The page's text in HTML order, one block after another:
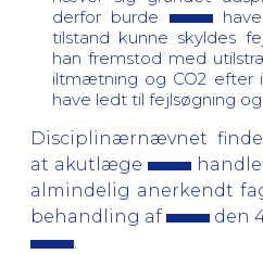
derfor burde
tilstand kunne skyldes
han fremstod med
iltmætning og CO2 efter
have ledt til fejlsøgning
Disciplinærnævnet
at akutlæge
almindelig anerkendt
behandling af
den
.